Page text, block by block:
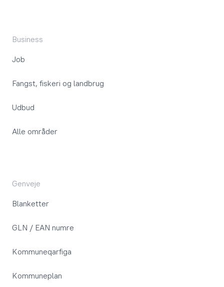
Business
Job
Fangst, fiskeri og landbrug
Udbud
Alle områder
Genveje
Blanketter
GLN / EAN numre
Kommuneqarfiga
Kommuneplan